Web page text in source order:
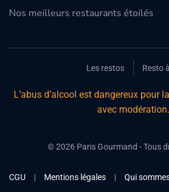
Nos meilleurs restaurants étoilés
Les restos Resto
L’abus d’alcool est dangereux pour
avec modération.
©2026Paris Gourmand - Tous
CGU | Mentions légales | Qui